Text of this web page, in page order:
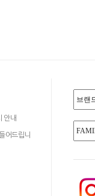
안내
어드립니